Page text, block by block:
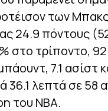
των
24.9 πόντους
στο τρίποντο,
7.1 ασίστ
36.1 λεπτά σε 58
του ΝΒΑ.